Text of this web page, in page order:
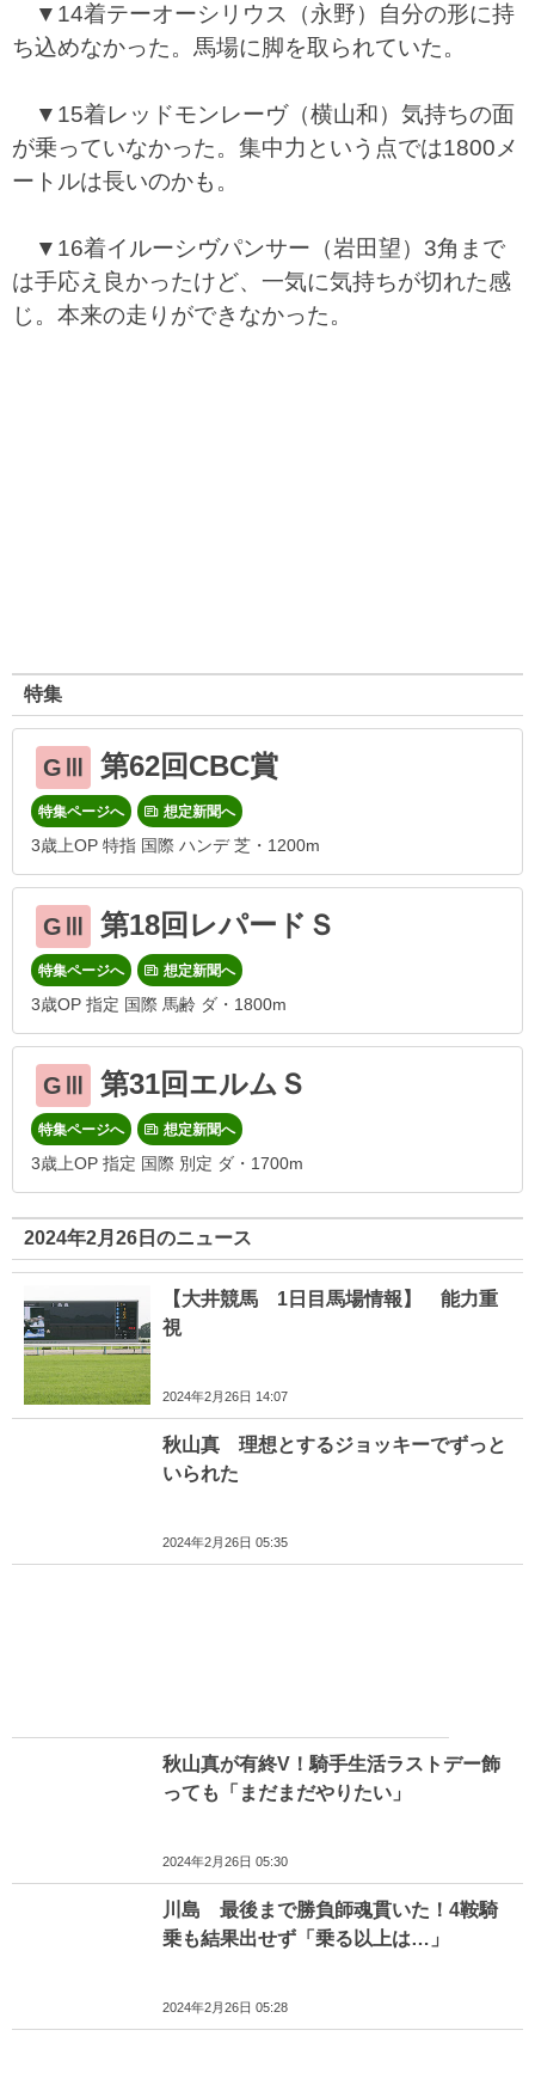
▼14着テーオーシリウス（永野）自分の形に持
ち込めなかった。馬場に脚を取られていた。
▼15着レッドモンレーヴ（横山和）気持ちの面
が乗っていなかった。集中力という点では1800メ
ートルは長いのかも。
▼16着イルーシヴパンサー（岩田望）3角まで
は手応え良かったけど、一気に気持ちが切れた感
じ。本来の走りができなかった。
特集
GⅢ 第62回CBC賞
特集ページへ 想定新聞へ
3歳上OP 特指 国際 ハンデ 芝・1200m
GⅢ 第18回レパードＳ
特集ページへ 想定新聞へ
3歳OP 指定 国際 馬齢 ダ・1800m
GⅢ 第31回エルムＳ
特集ページへ 想定新聞へ
3歳上OP 指定 国際 別定 ダ・1700m
2024年2月26日のニュース
【大井競馬 1日目馬場情報】 能力重
視
2024年2月26日 14:07
秋山真 理想とするジョッキーでずっと
いられた
2024年2月26日 05:35
秋山真が有終V！騎手生活ラストデー飾
っても「まだまだやりたい」
2024年2月26日 05:30
川島 最後まで勝負師魂貫いた！4鞍騎
乗も結果出せず「乗る以上は…」
2024年2月26日 05:28